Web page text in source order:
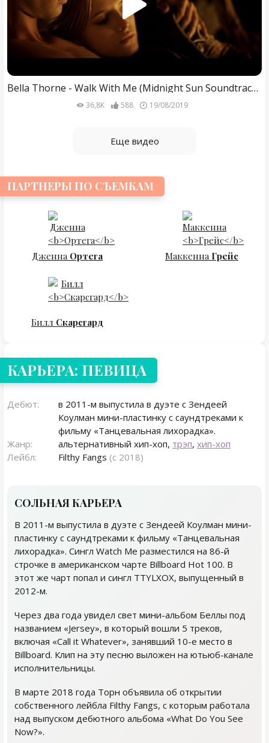
Bella Thorne - Walk With Me (Midnight Sun Soundtrack - Edited Movie Version)
36,8K 588 19/08/2019
Еще видео
ПАРТНЕРЫ ПО СЪЕМКАМ
Дженна Ортега Маккенна Грейс
Билл Скарсгард
КАРЬЕРА: ПЕВИЦА
Дебют:
в 2011-м выпустила в дуэте с Зендеей
Коулман мини-пластинку с саундтреками к
фильму «Танцевальная лихорадка».
Жанр:
альтернативный хип-хоп, трэп, хип-хоп
Лейбл:
Filthy Fangs (с 2018)
СОЛЬНАЯ КАРЬЕРА
В 2011-м выпустила в дуэте с Зендеей Коулман мини-
пластинку с саундтреками к фильму «Танцевальная
лихорадка». Сингл Watch Me разместился на 86-й
строчке в американском чарте Billboard Hot 100. В
этот же чарт попал и сингл TTYLXOX, выпущенный в
2012-м.
Через два года увидел свет мини-альбом Беллы под
названием «Jersey», в который вошли 5 треков,
включая «Call it Whatever», занявший 10-е место в
Billboard. Клип на эту песню выложен на ютьюб-канале
исполнительницы.
В марте 2018 года Торн объявила об открытии
собственного лейбла Filthy Fangs, с которым работала
над выпуском дебютного альбома «What Do You See
Now?».